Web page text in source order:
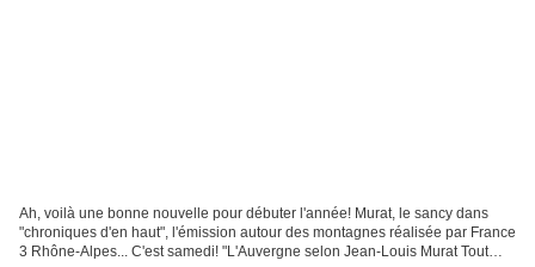
Ah, voilà une bonne nouvelle pour débuter l'année! Murat, le sancy dans
"chroniques d'en haut", l'émission autour des montagnes réalisée par France
3 Rhône-Alpes... C'est samedi! "L'Auvergne selon Jean-Louis Murat Tout